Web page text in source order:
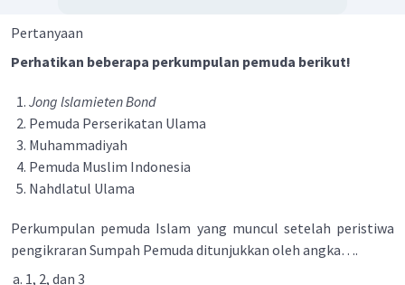
Pertanyaan
Perhatikan beberapa perkumpulan pemuda berikut!
Jong lslamieten Bond
Pemuda Perserikatan Ulama
Muhammadiyah
Pemuda Muslim Indonesia
Nahdlatul Ulama
Perkumpulan pemuda Islam yang muncul setelah peristiwa
pengikraran Sumpah Pemuda ditunjukkan oleh angka….
1, 2, dan 3